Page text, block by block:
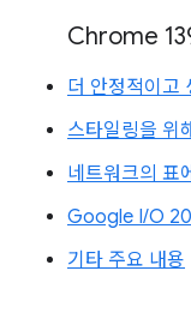
Chrome
더 안정적이
스타일링을 위
네트워크의 표
Google I/O
기타 주요 내용